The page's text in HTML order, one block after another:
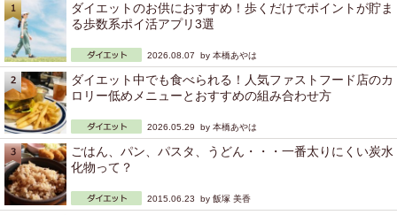
ダイエットのお供におすすめ！歩くだけでポイントが貯ま
る歩数系ポイ活アプリ3選
2026.08.07 by 本橋あやは
ダイエット中でも食べられる！人気ファストフード店のカ
ロリー低めメニューとおすすめの組み合わせ方
2026.05.29 by 本橋あやは
ごはん、パン、パスタ、うどん・・・一番太りにくい炭水
化物って？
2015.06.23 by 飯塚 美香